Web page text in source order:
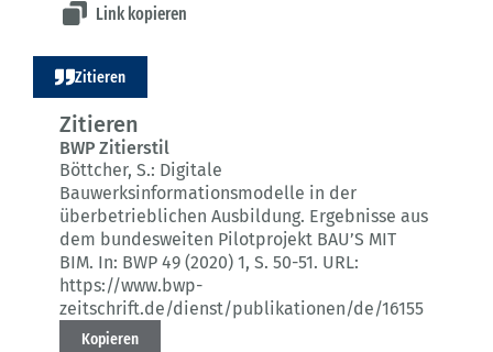
Link kopieren
Zitieren
Zitieren
BWP Zitierstil
Böttcher, S.: Digitale
Bauwerksinformationsmodelle in der
überbetrieblichen Ausbildung. Ergebnisse aus
dem bundesweiten Pilotprojekt BAU’S MIT
BIM. In: BWP 49 (2020) 1, S. 50-51. URL:
https://www.bwp-
zeitschrift.de/dienst/publikationen/de/16155
Kopieren